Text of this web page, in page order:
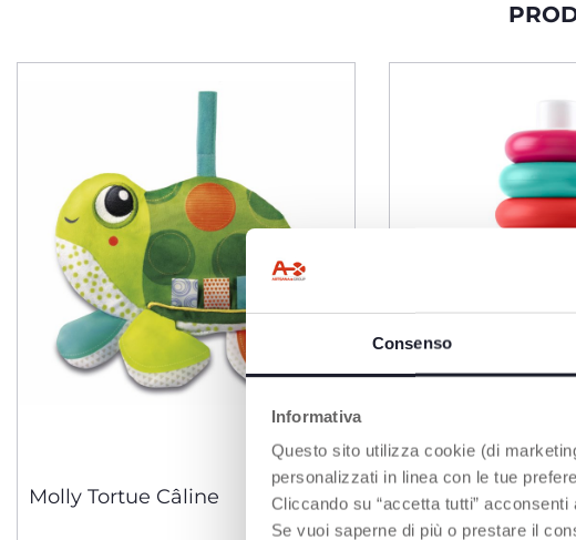
Consenso
Informativa
Questo sito utilizza cookie (di
personalizzati in linea con le tue
Cliccando su “accetta tutti”
Se vuoi saperne di più o prestare il
Molly Tortue Câline Anneaux à